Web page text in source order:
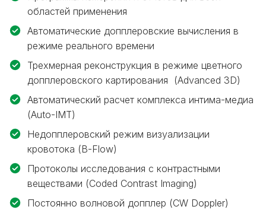
областей применения
Автоматические допплеровские вычисления в
режиме реального времени
Трехмерная реконструкция в режиме цветного
допплеровского картирования (Advanced 3D)
Автоматический расчет комплекса интима-медиа
(Auto-IMT)
Недопплеровский режим визуализации
кровотока (B-Flow)
Протоколы исследования с контрастными
веществами (Coded Contrast Imaging)
Постоянно волновой допплер (CW Doppler)